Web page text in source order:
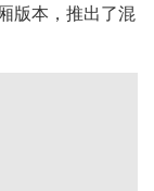
版本，推出了混